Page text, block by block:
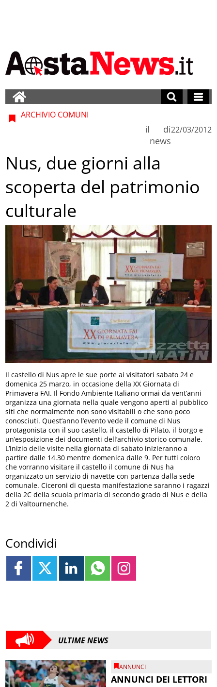
ARCHIVIO COMUNI
di
news
il 22/03/2012
Nus, due giorni alla
scoperta del patrimonio
culturale
Il castello di Nus apre le sue porte ai visitatori sabato 24 e
domenica 25 marzo, in occasione della XX Giornata di
Primavera FAI. Il Fondo Ambiente Italiano ormai da vent’anni
organizza una giornata nella quale vengono aperti al pubblico
siti che normalmente non sono visitabili o che sono poco
conosciuti. Quest’anno l’evento vede il comune di Nus
protagonista con il suo castello, il castello di Pilato, il borgo e
un’esposizione dei documenti dell’archivio storico comunale.
L’inizio delle visite nella giornata di sabato inizieranno a
partire dalle 14.30 mentre domenica dalle 9. Per tutti coloro
che vorranno visitare il castello il comune di Nus ha
organizzato un servizio di navette con partenza dalla sede
comunale. Ciceroni di questa manifestazione saranno i ragazzi
della 2C della scuola primaria di secondo grado di Nus e della
2 di Valtournenche.
Condividi
ULTIME NEWS
ANNUNCI
ANNUNCI DEI LETTORI